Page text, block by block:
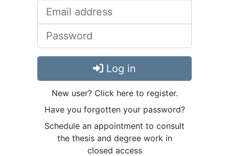
Log in
New user? Click here to register.
Have you forgotten your password?
Schedule an appointment to consult
the thesis and degree work in
closed access